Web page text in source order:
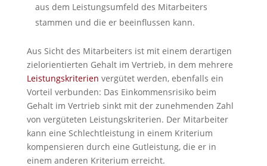
aus dem Leistungsumfeld des Mitarbeiters
stammen und die er beeinflussen kann.
Aus Sicht des Mitarbeiters ist mit einem derartigen
zielorientierten Gehalt im Vertrieb, in dem mehrere
Leistungskriterien vergütet werden, ebenfalls ein
Vorteil verbunden: Das Einkommensrisiko beim
Gehalt im Vertrieb sinkt mit der zunehmenden Zahl
von vergüteten Leistungskriterien. Der Mitarbeiter
kann eine Schlechtleistung in einem Kriterium
kompensieren durch eine Gutleistung, die er in
einem anderen Kriterium erreicht.